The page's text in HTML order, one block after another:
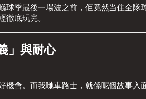
球季最後一場波之前，佢竟然当住全
徹底玩完。
」與耐心
機會。而我哋車路士，就係呢個故事入